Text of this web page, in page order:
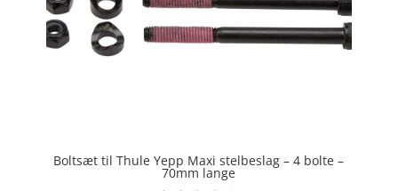
Boltsæt til Thule Yepp Maxi stelbeslag – 4 bolte –
70mm lange